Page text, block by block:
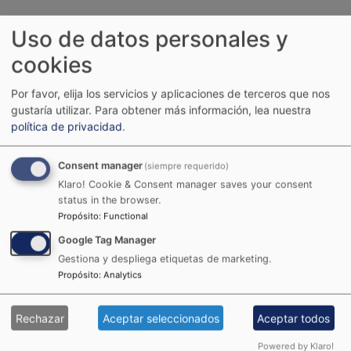
Arrastra tu
imagen o Ctrl +
Uso de datos personales y
cookies
Por favor, elija los servicios y aplicaciones de terceros que nos
gustaría utilizar. Para obtener más información, lea nuestra
política de privacidad.
Consent manager (siempre requerido)
Klaro! Cookie & Consent manager saves your consent
status in the browser.
Propósito: Functional
Google Tag Manager
Gestiona y despliega etiquetas de marketing.
Propósito: Analytics
Rechazar Aceptar seleccionados Aceptar todos
Powered by Klaro!